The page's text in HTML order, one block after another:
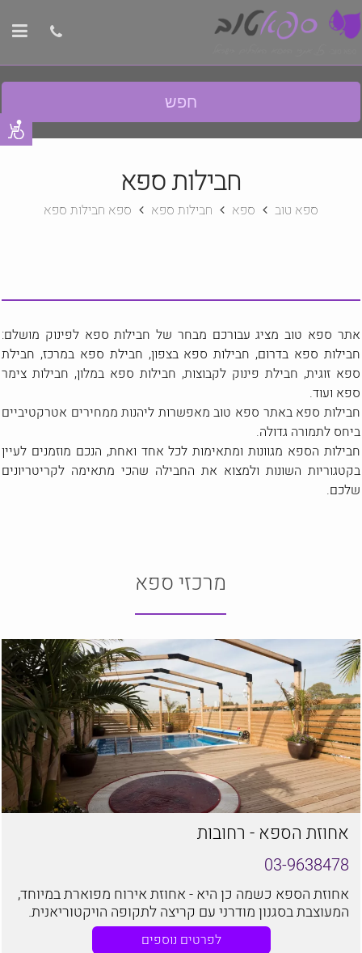
חפש
חבילות ספא
ספא טוב ספא חבילות ספא ספא חבילות ספא
אתר ספא טוב מציג עבורכם מבחר של חבילות ספא לפינוק מושלם:
חבילות ספא בדרום, חבילות ספא בצפון, חבילת ספא במרכז, חבילת
ספא זוגית, חבילת פינוק לקבוצות, חבילות ספא במלון, חבילות צימר
ספא ועוד.
חבילות ספא באתר ספא טוב מאפשרות ליהנות ממחירים אטרקטיביים
ביחס לתמורה גדולה.
חבילות הספא מגוונות ומתאימות לכל אחד ואחת, הנכם מוזמנים לעיין
בקטגוריות השונות ולמצוא את החבילה שהכי מתאימה לקריטריונים
שלכם.
מרכזי ספא
אחוזת הספא - רחובות
03-9638478
אחוזת הספא כשמה כן היא - אחוזת אירוח מפוארת במיוחד,
המעוצבת בסגנון מודרני עם קריצה לתקופה הויקטוריאנית.
המקום מהווה מלון בוטיק וסוויטות, ספא ומתחם לאירועים
לפרטים נוספים